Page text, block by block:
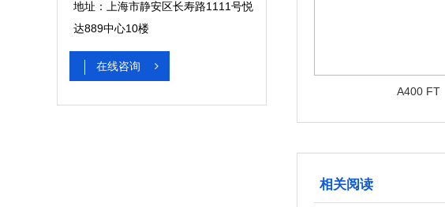
地址：上海市静安区长寿路1111号悦
达889中心10楼
在线咨询
A400 FT
相关阅读